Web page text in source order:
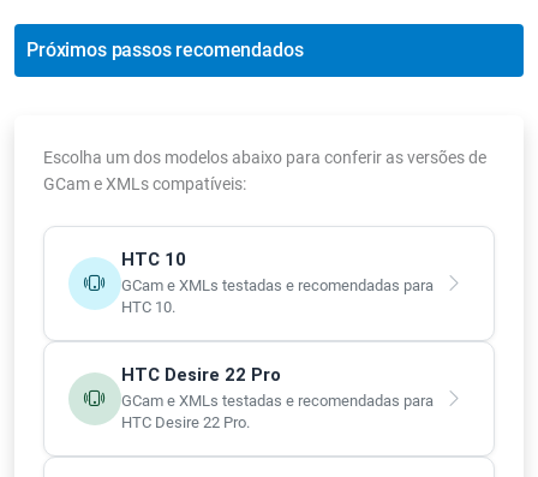
Próximos passos recomendados
Escolha um dos modelos abaixo para conferir as versões de
GCam e XMLs compatíveis:
HTC 10
GCam e XMLs testadas e recomendadas para
HTC 10.
HTC Desire 22 Pro
GCam e XMLs testadas e recomendadas para
HTC Desire 22 Pro.